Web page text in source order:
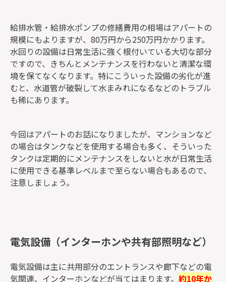
給排水管・給排水ポンプの修繕費用の相場はアパートの
規模にもよりますが、80万円から250万円かかります。
水回りの設備は日常生活に強く根付いている大切な部分
ですので、きちんとメンテナンスを行わないと清潔な環
境を保てなくなります。特にこういった設備の劣化が進
むと、水道管が破裂して水まみれになるなどのトラブル
も稀にあります。
今回はアパートのお話になりましたが、マンションなど
の場合はタンクなどを使用する場合も多く、そういった
タンクは定期的にメンテナンスをしないと水が日常生活
に使用できる基準レベルまで至らない場合もあるので、
注意しましょう。
電気設備（インターホンや共有部照明など）
電気設備は主に共用部分のエントランスや廊下などの電
気関連、インターホンなどが当てはまります。 約10年か